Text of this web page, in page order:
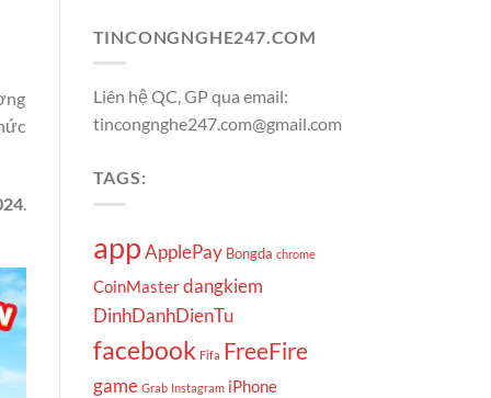
.
TINCONGNGHE247.COM
Liên hệ QC, GP qua email:
tincongnghe247.com@gmail.com
TAGS:
appApplePay Bongda chrome
CoinMaster dangkiem
DinhDanhDienTu
facebook Fifa FreeFire
game Grab Instagram iPhone